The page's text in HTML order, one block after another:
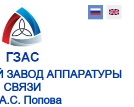
ЗАВОД АППАРАТУРЫ
СВЯЗИ
Попова